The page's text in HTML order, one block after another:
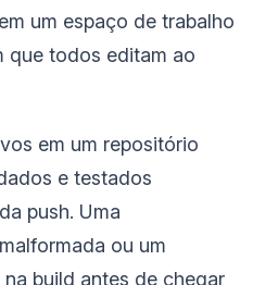
um espaço de trabalho
que todos editam ao
em um repositório
e testados
push. Uma
ou um
build antes de chegar